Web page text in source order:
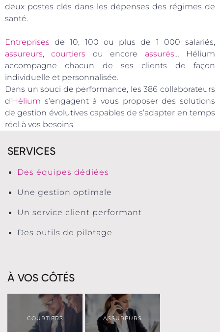
deux postes clés dans les dépenses des régimes de
santé.
Entreprises de 10, 100 ou plus de 1 000 salariés,
assureurs,courtiers ou encore assurés… Hélium
accompagne chacun de ses clients de façon
individuelle et personnalisée.
Dans un souci de performance, les 386 collaborateurs
d’Hélium s’engagent à vous proposer des solutions
de gestion évolutives capables de s’adapter en temps
réel à vos besoins.
SERVICES
Des équipes dédiées
Une gestion optimale
Un service client performant
Des outils de pilotage
À VOS CÔTÉS
COURTIERS ASSUREURS